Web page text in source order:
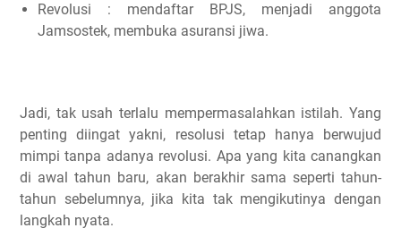
Revolusi : mendaftar BPJS, menjadi anggota
Jamsostek, membuka asuransi jiwa.
Jadi, tak usah terlalu mempermasalahkan istilah. Yang
penting diingat yakni, resolusi tetap hanya berwujud
mimpi tanpa adanya revolusi. Apa yang kita canangkan
di awal tahun baru, akan berakhir sama seperti tahun-
tahun sebelumnya, jika kita tak mengikutinya dengan
langkah nyata.